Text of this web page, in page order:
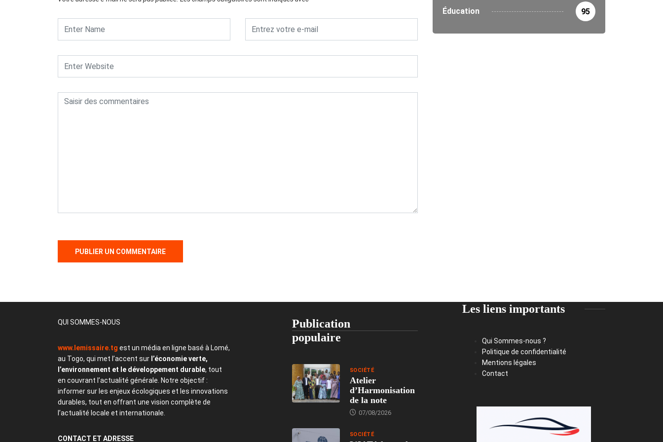
Éducation 95
QUI SOMMES-NOUS
www.lemissaire.tg est un média en ligne basé à Lomé,
au Togo, qui met l’accent sur l’économie verte,
l’environnement et le développement durable, tout
en couvrant l’actualité générale. Notre objectif :
informer sur les enjeux écologiques et les innovations
durables, tout en offrant une vision complète de
l’actualité locale et internationale.
CONTACT ET ADRESSE
Publication
populaire
SOCIÉTÉ
Atelier
d’Harmonisation
de la note
07/08/2026
SOCIÉTÉ
Les liens importants
Qui Sommes-nous ?
Politique de confidentialité
Mentions légales
Contact